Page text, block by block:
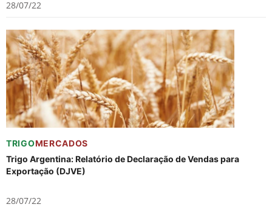
28/07/22
TRIGOMERCADOS
Trigo Argentina: Relatório de Declaração de Vendas para
Exportação (DJVE)
28/07/22